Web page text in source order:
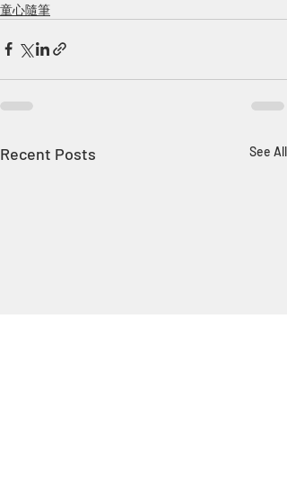
童心隨筆
Recent Posts See All